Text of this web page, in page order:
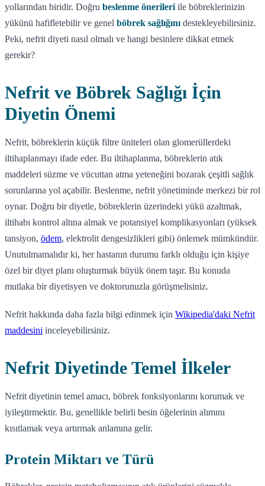
yollarından biridir. Doğru beslenme önerileri ile böbreklerinizin
yükünü hafifletebilir ve genel böbrek sağlığını destekleyebilirsiniz.
Peki, nefrit diyeti nasıl olmalı ve hangi besinlere dikkat etmek
gerekir?
Nefrit ve Böbrek Sağlığı İçin
Diyetin Önemi
Nefrit, böbreklerin küçük filtre üniteleri olan glomerüllerdeki
iltihaplanmayı ifade eder. Bu iltihaplanma, böbreklerin atık
maddeleri süzme ve vücuttan atma yeteneğini bozarak çeşitli sağlık
sorunlarına yol açabilir. Beslenme, nefrit yönetiminde merkezi bir rol
oynar. Doğru bir diyetle, böbreklerin üzerindeki yükü azaltmak,
iltihabı kontrol altına almak ve potansiyel komplikasyonları (yüksek
tansiyon, ödem, elektrolit dengesizlikleri gibi) önlemek mümkündür.
Unutulmamalıdır ki, her hastanın durumu farklı olduğu için kişiye
özel bir diyet planı oluşturmak büyük önem taşır. Bu konuda
mutlaka bir diyetisyen ve doktorunuzla görüşmelisiniz.
Nefrit hakkında daha fazla bilgi edinmek için Wikipedia'daki Nefrit
maddesini inceleyebilirsiniz.
Nefrit Diyetinde Temel İlkeler
Nefrit diyetinin temel amacı, böbrek fonksiyonlarını korumak ve
iyileştirmektir. Bu, genellikle belirli besin öğelerinin alımını
kısıtlamak veya artırmak anlamına gelir.
Protein Miktarı ve Türü